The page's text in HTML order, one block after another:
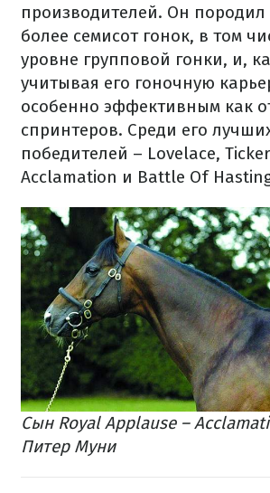
производителей. Он породил
более семисот гонок, в том
уровне групповой гонки, и,
учитывая его гоночную
особенно эффективным как
спринтеров. Среди его
победителей – Lovelace,
Acclamation и Battle Of
Сын Royal Applause –
Питер Муни